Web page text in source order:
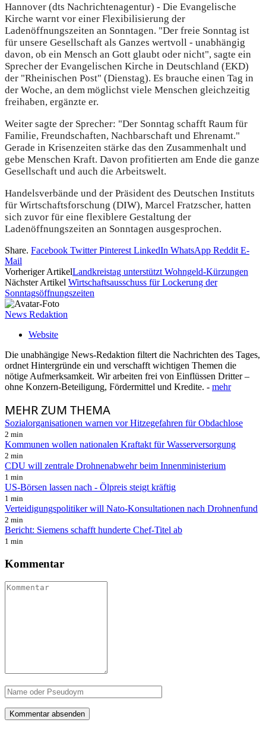
Hannover (dts Nachrichtenagentur) - Die Evangelische
Kirche warnt vor einer Flexibilisierung der
Ladenöffnungszeiten an Sonntagen. "Der freie Sonntag ist
für unsere Gesellschaft als Ganzes wertvoll - unabhängig
davon, ob ein Mensch an Gott glaubt oder nicht", sagte ein
Sprecher der Evangelischen Kirche in Deutschland (EKD)
der "Rheinischen Post" (Dienstag). Es brauche einen Tag in
der Woche, an dem möglichst viele Menschen gleichzeitig
freihaben, ergänzte er.
Weiter sagte der Sprecher: "Der Sonntag schafft Raum für
Familie, Freundschaften, Nachbarschaft und Ehrenamt."
Gerade in Krisenzeiten stärke das den Zusammenhalt und
gebe Menschen Kraft. Davon profitierten am Ende die ganze
Gesellschaft und auch die Arbeitswelt.
Handelsverbände und der Präsident des Deutschen Instituts
für Wirtschaftsforschung (DIW), Marcel Fratzscher, hatten
sich zuvor für eine flexiblere Gestaltung der
Ladenöffnungszeiten an Sonntagen ausgesprochen.
Share. Facebook Twitter Pinterest LinkedIn WhatsApp Reddit E-
Mail
Vorheriger ArtikelLandkreistag unterstützt Wohngeld-Kürzungen
Nächster Artikel Wirtschaftsausschuss für Lockerung der
Sonntagsöffnungszeiten
News Redaktion
Website
Die unabhängige News-Redaktion filtert die Nachrichten des Tages,
ordnet Hintergründe ein und verschafft wichtigen Themen die
nötige Aufmerksamkeit. Wir arbeiten frei von Einflüssen Dritter –
ohne Konzern-Beteiligung, Fördermittel und Kredite. - mehr
MEHRZUM THEMA
Sozialorganisationen warnen vor Hitzegefahren für Obdachlose
2 min
Kommunen wollen nationalen Kraftakt für Wasserversorgung
2 min
CDU will zentrale Drohnenabwehr beim Innenministerium
1 min
US-Börsen lassen nach - Ölpreis steigt kräftig
1 min
Verteidigungspolitiker will Nato-Konsultationen nach Drohnenfund
2 min
Bericht: Siemens schafft hunderte Chef-Titel ab
1 min
Kommentar